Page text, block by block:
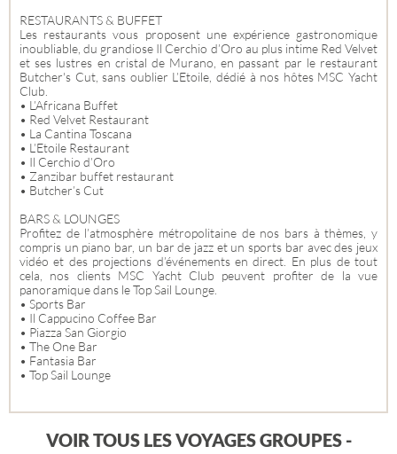
RESTAURANTS & BUFFET
Les restaurants vous proposent une expérience gastronomique
inoubliable, du grandiose Il Cerchio d’Oro au plus intime Red Velvet
et ses lustres en cristal de Murano, en passant par le restaurant
Butcher's Cut, sans oublier L’Etoile, dédié à nos hôtes MSC Yacht
Club.
• L’Africana Buffet
• Red Velvet Restaurant
• La Cantina Toscana
• L’Etoile Restaurant
• Il Cerchio d’Oro
• Zanzibar buffet restaurant
• Butcher’s Cut
BARS & LOUNGES
Profitez de l’atmosphère métropolitaine de nos bars à thèmes, y
compris un piano bar, un bar de jazz et un sports bar avec des jeux
vidéo et des projections d’événements en direct. En plus de tout
cela, nos clients MSC Yacht Club peuvent profiter de la vue
panoramique dans le Top Sail Lounge.
• Sports Bar
• Il Cappucino Coffee Bar
• Piazza San Giorgio
• The One Bar
• Fantasia Bar
• Top Sail Lounge
VOIR TOUS LES VOYAGES GROUPES -